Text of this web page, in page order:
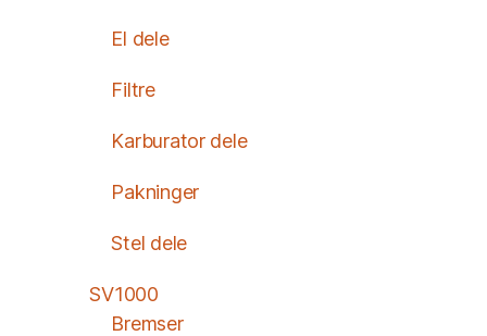
El dele
Filtre
Karburator dele
Pakninger
Stel dele
SV1000
Bremser